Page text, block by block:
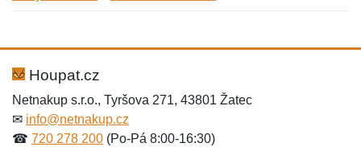
Hodnocení:
Jméno: *
Jméno:
E-mail:*
Houpat.cz
Netnakup s.r.o., Tyršova 271, 43801 Žatec
✉ info@netnakup.cz
☎ 720 278 200 (Po-Pá 8:00-16:30)